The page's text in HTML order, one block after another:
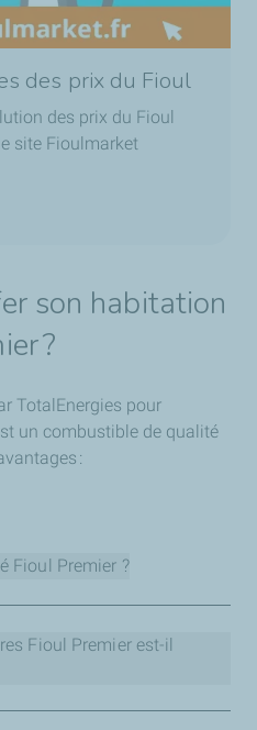
des prix du Fioul
des prix du Fioul
site Fioulmarket
son habitation
?
TotalEnergies pour
un combustible de qualité
:
Fioul Premier ?
est à la fois rigoureux et
La qualité de Fioul
étapes de fabrication et
Fioul Premier est-il
type de chaudière, ancienne